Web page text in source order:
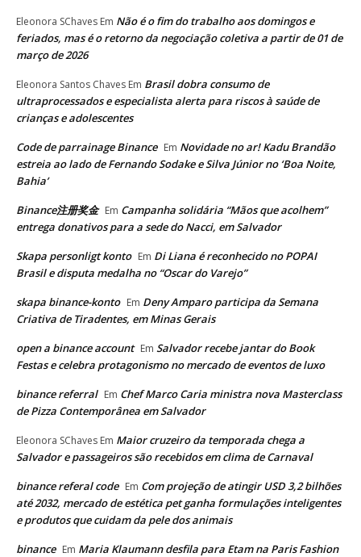
Eleonora SChaves Em Não é o fim do trabalho aos domingos e
feriados, mas é o retorno da negociação coletiva a partir de 01 de
março de 2026
Eleonora Santos Chaves Em Brasil dobra consumo de
ultraprocessados e especialista alerta para riscos à saúde de
crianças e adolescentes
Code de parrainage Binance Em Novidade no ar! Kadu Brandão
estreia ao lado de Fernando Sodake e Silva Júnior no ‘Boa Noite,
Bahia’
Binance注册奖金 Em Campanha solidária “Mãos que acolhem”
entrega donativos para a sede do Nacci, em Salvador
Skapa personligt konto Em Di Liana é reconhecido no POPAI
Brasil e disputa medalha no “Oscar do Varejo”
skapa binance-konto Em Deny Amparo participa da Semana
Criativa de Tiradentes, em Minas Gerais
open a binance account Em Salvador recebe jantar do Book
Festas e celebra protagonismo no mercado de eventos de luxo
binance referral Em Chef Marco Caria ministra nova Masterclass
de Pizza Contemporânea em Salvador
Eleonora SChaves Em Maior cruzeiro da temporada chega a
Salvador e passageiros são recebidos em clima de Carnaval
binance referal code Em Com projeção de atingir USD 3,2 bilhões
até 2032, mercado de estética pet ganha formulações inteligentes
e produtos que cuidam da pele dos animais
binance Em Maria Klaumann desfila para Etam na Paris Fashion